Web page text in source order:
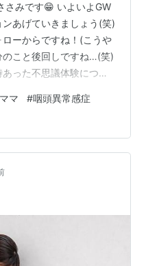
さみです😁 いよいよGW
あげていきましょう(笑)
ーからですね！(こうや
のこと後回しですね…(笑)
った不思議体験につい
別れするわけではな
ご認識のほどお願いい
院・分娩(母体感染含
います！ 気になるよっ
マ #咽頭異常感症